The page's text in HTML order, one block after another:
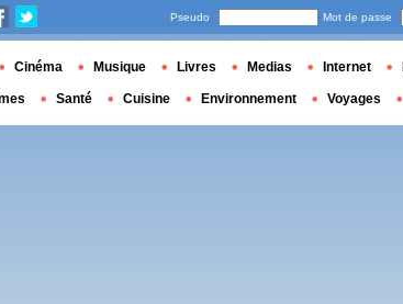
Pseudo Mot de passe
Cinéma Musique Livres Medias Internet
Santé Cuisine Environnement Voyages